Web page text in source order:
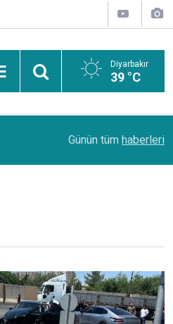
Diyarbakır
39 °C
başarı sırasına göre tercih
Günün tüm haberleri